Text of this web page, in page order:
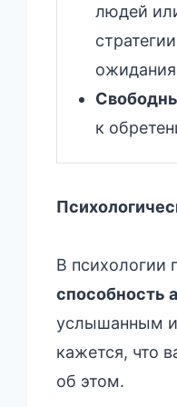
людей
к
В психологии
способность
услышанным и
кажется, что
об этом.